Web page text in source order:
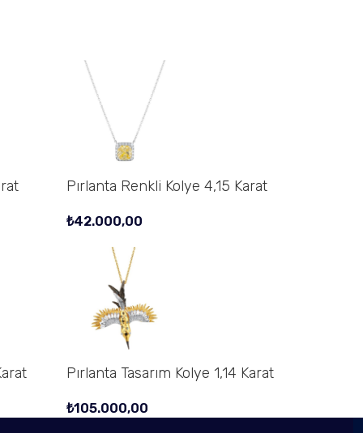
Pırlanta Renkli Kolye 4,15 Karat
₺42.000,00
Pırlanta Tasarım Kolye 1,14 Karat
₺105.000,00